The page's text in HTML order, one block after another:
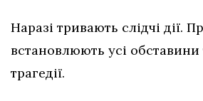
Наразі тривають слідчі дії.
встановлюють усі
трагедії.